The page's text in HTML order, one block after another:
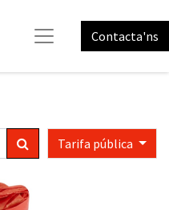
Contacta'ns
Tarifa pública